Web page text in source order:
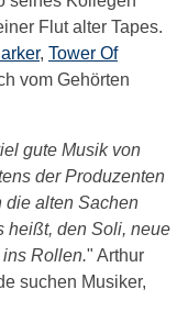
Flut alter Tapes.
, Tower Of
vom Gehörten
gute Musik von
der Produzenten
die alten Sachen
heißt, den Soli, neue
Rollen." Arthur
suchen Musiker,